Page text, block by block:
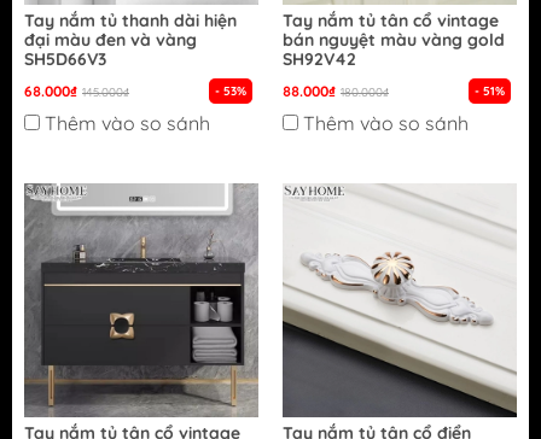
Tay nắm tủ thanh dài hiện
đại màu đen và vàng
SH5D66V3
68.000₫ 145.000₫ - 53%
Thêm vào so sánh
Tay nắm tủ tân cổ vintage
bán nguyệt màu vàng gold
SH92V42
88.000₫ 180.000₫ - 51%
Thêm vào so sánh
Tay nắm tủ tân cổ vintage
Tay nắm tủ tân cổ điển